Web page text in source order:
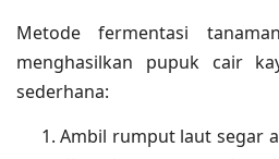
Metode fermentasi
menghasilkan pupuk cair
sederhana:
Ambil rumput laut segar